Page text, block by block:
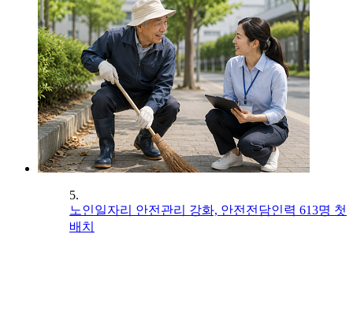
5.
노인일자리 안전관리 강화, 안전전담인력 613명 첫
배치